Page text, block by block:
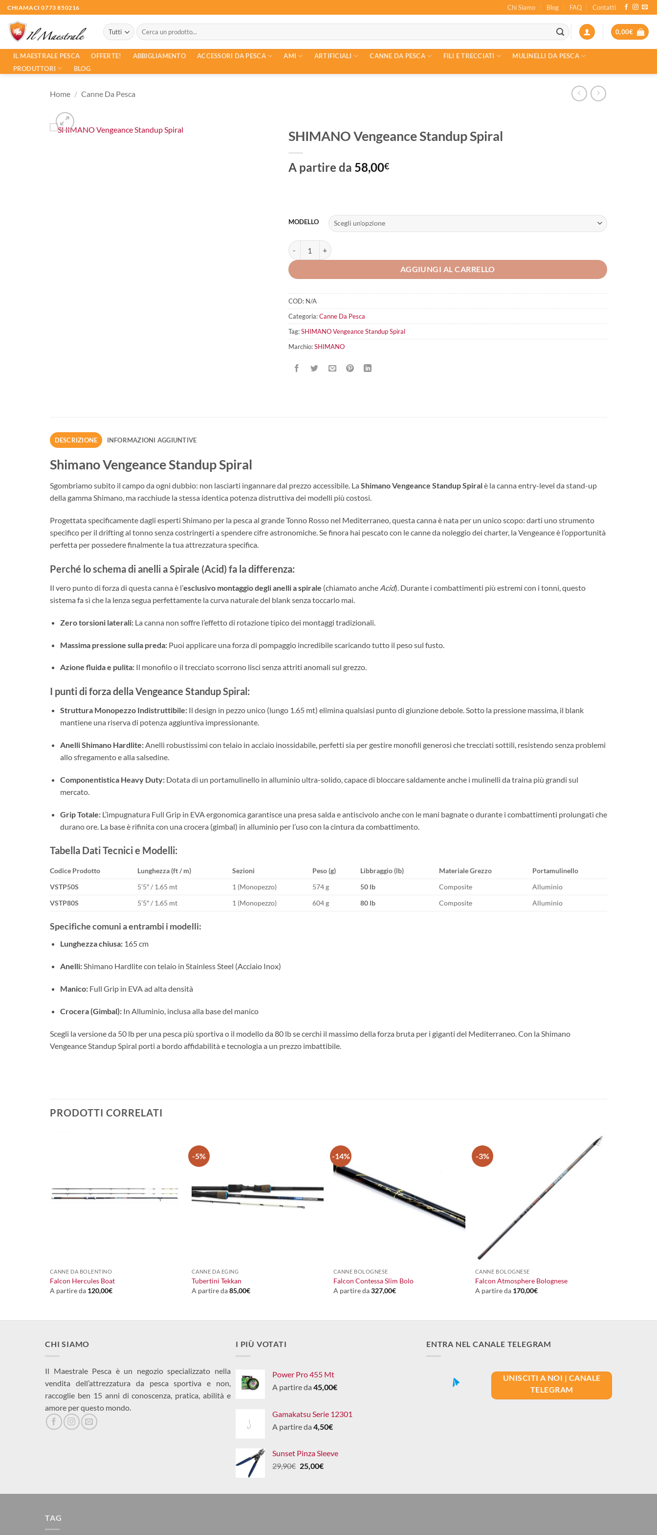
Salta
ai
contenuti
CHIAMACI 0773 850216 Chi Siamo Blog FAQ Contatti
Cerca:
0,00€
IL MAESTRALE PESCA OFFERTE! ABBIGLIAMENTO ACCESSORI DA PESCA AMI ARTIFICIALI CANNE DA PESCA FILI E TRECCIATI
MULINELLI DA PESCA
PRODUTTORI
BLOG
Home / Canne Da Pesca
SHIMANO Vengeance Standup Spiral
A partire da 58,00€
MODELLO
SHIMANO Vengeance Standup Spiral quantità
AGGIUNGI AL CARRELLO
COD: N/A
Categoria:Canne Da Pesca
Tag:SHIMANO Vengeance Standup Spiral
Marchio:SHIMANO
DESCRIZIONE INFORMAZIONI AGGIUNTIVE
Shimano Vengeance Standup Spiral
Sgombriamo subito il campo da ogni dubbio: non lasciarti ingannare dal prezzo accessibile. La Shimano Vengeance Standup Spiralè la canna entry-level da stand-up
della gamma Shimano, ma racchiude la stessa identica potenza distruttiva dei modelli più costosi.
Progettata specificamente dagli esperti Shimano per la pesca al grande Tonno Rosso nel Mediterraneo, questa canna è nata per un unico scopo: darti uno strumento
specifico per il drifting al tonno senza costringerti a spendere cifre astronomiche. Se finora hai pescato con le canne da noleggio dei charter, la Vengeance è l’opportunità
perfetta per possedere finalmente la tua attrezzatura specifica.
Perché lo schema di anelli a Spirale (Acid) fa la differenza:
Il vero punto di forza di questa canna è l’esclusivo montaggio degli anelli a spirale (chiamato anche Acid). Durante i combattimenti più estremi con i tonni, questo
sistema fa sì che la lenza segua perfettamente la curva naturale del blank senza toccarlo mai.
Zero torsioni laterali:La canna non soffre l’effetto di rotazione tipico dei montaggi tradizionali.
Massima pressione sulla preda:Puoi applicare una forza di pompaggio incredibile scaricando tutto il peso sul fusto.
Azione fluida e pulita:Il monofilo o il trecciato scorrono lisci senza attriti anomali sul grezzo.
I punti di forza della Vengeance Standup Spiral:
Struttura Monopezzo Indistruttibile:Il design in pezzo unico (lungo 1.65 mt) elimina qualsiasi punto di giunzione debole. Sotto la pressione massima, il blank
mantiene una riserva di potenza aggiuntiva impressionante.
Anelli Shimano Hardlite:Anelli robustissimi con telaio in acciaio inossidabile, perfetti sia per gestire monofili generosi che trecciati sottili, resistendo senza problemi
allo sfregamento e alla salsedine.
Componentistica Heavy Duty:Dotata di un portamulinello in alluminio ultra-solido, capace di bloccare saldamente anche i mulinelli da traina più grandi sul
mercato.
Grip Totale:L’impugnatura Full Grip in EVA ergonomica garantisce una presa salda e antiscivolo anche con le mani bagnate o durante i combattimenti prolungati che
durano ore. La base è rifinita con una crocera (gimbal) in alluminio per l’uso con la cintura da combattimento.
Tabella Dati Tecnici e Modelli:
Codice Prodotto Lunghezza (ft / m) Sezioni Peso (g) Libbraggio (lb) Materiale Grezzo
Portamulinello
VSTP50S
5’5″ / 1.65 mt 1 (Monopezzo) 574 g 50 lb Composite
Alluminio
VSTP80S
5’5″ / 1.65 mt 1 (Monopezzo) 604 g 80 lb Composite Alluminio
Specifiche comuni a entrambi i modelli:
Lunghezza chiusa:165 cm
Anelli:Shimano Hardlite con telaio in Stainless Steel (Acciaio Inox)
Manico:Full Grip in EVA ad alta densità
Crocera (Gimbal):In Alluminio, inclusa alla base del manico
Scegli la versione da 50 lb per una pesca più sportiva o il modello da 80 lb se cerchi il massimo della forza bruta per i giganti del Mediterraneo. Con la Shimano
Vengeance Standup Spiral porti a bordo affidabilità e tecnologia a un prezzo imbattibile.
PRODOTTI CORRELATI
CANNE DA BOLENTINO
Falcon Hercules Boat
A partire da 120,00€
-5%
CANNE DA EGING
Tubertini Tekkan
A partire da85,00€
-14%
CANNE BOLOGNESE
Falcon Contessa Slim Bolo
A partire da327,00€
-3%
+
CANNE BOLOGNESE
Falcon Atmosphere Bolognese
A partire da 170,00€
CHI SIAMO
Il Maestrale Pesca è un negozio specializzato nella
vendita dell’attrezzatura da pesca sportiva e non,
raccoglie ben 15 anni di conoscenza, pratica, abilità e
amore per questo mondo.
I PIÙ VOTATI
Power Pro 455 Mt
A partire da 45,00€
Gamakatsu Serie 12301
A partire da 4,50€
Sunset Pinza Sleeve
29,90€ Il
era:
25,00€Il
è:
ENTRA NEL CANALE TELEGRAM
UNISCITI A NOI | CANALE
TELEGRAM
TAG